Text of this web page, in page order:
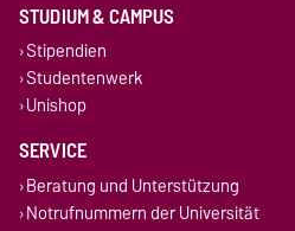
STUDIUM & CAMPUS
Stipendien
Studentenwerk
Unishop
SERVICE
Beratung und Unterstützung
Notrufnummern der Universität